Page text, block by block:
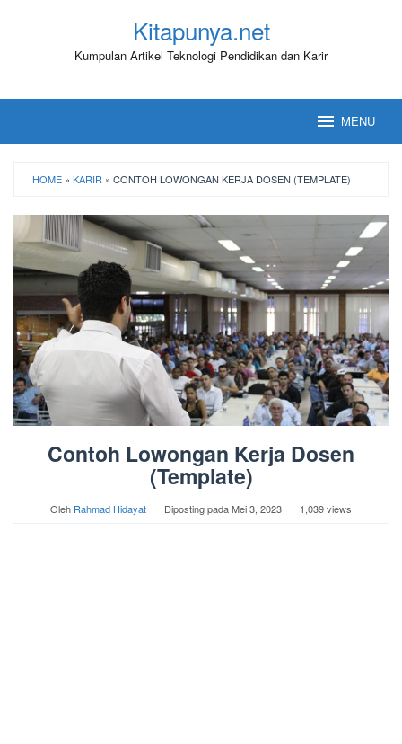
Kitapunya.net
Kumpulan Artikel Teknologi Pendidikan dan Karir
MENU
HOME » KARIR » CONTOH LOWONGAN KERJA DOSEN (TEMPLATE)
Contoh Lowongan Kerja Dosen
(Template)
Oleh Rahmad Hidayat Diposting padaMei 3, 2023 1,039 views